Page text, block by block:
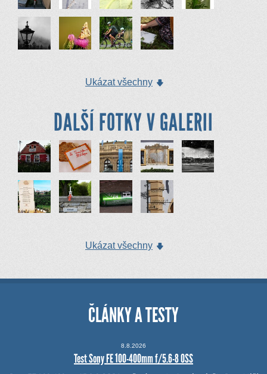
Ukázat všechny
DALŠÍ FOTKY V GALERII
Ukázat všechny
ČLÁNKY A TESTY
8.8.2026
Test Sony FE 100-400mm f/5.6-8 OSS